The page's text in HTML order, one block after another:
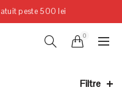
peste 500 lei
0
Filtre